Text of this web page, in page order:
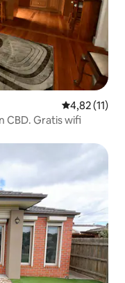
Gemiddelde
4,82 (11)
CBD. Gratis wifi